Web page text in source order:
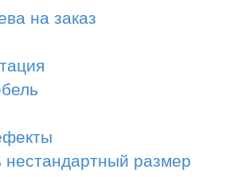
на заказ
нестандартный размер